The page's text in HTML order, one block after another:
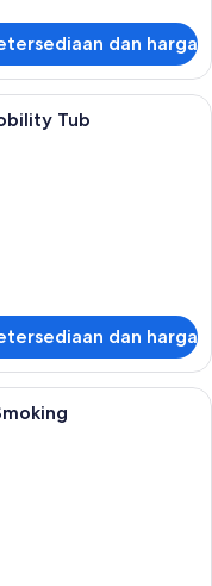
dan harga
ekstra lembut, brankas,
Tub
dan harga
ekstra lembut, brankas,